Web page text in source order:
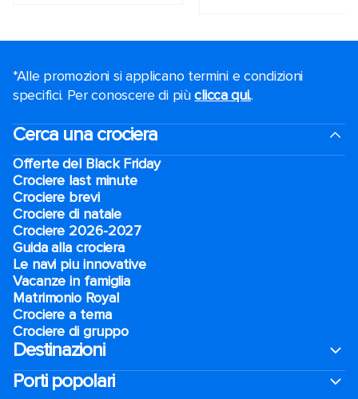
*Alle promozioni si applicano termini e condizioni
specifici. Per conoscere di piùclicca qui..
Cerca una crociera
Offerte del Black Friday
Crociere last minute
Crociere brevi​
Crociere di natale​
Crociere 2026-2027
Guida alla crociera
Le navi piu innovative
Vacanze in famiglia
Matrimonio Royal
Crociere a tema
Crociere di gruppo
Destinazioni
Porti popolari